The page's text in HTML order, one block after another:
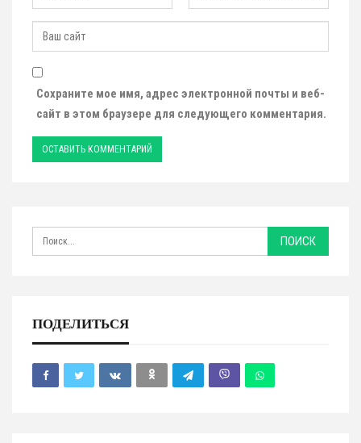
Сохраните мое имя, адрес электронной почты и веб-
сайт в этом браузере для следующего комментария.
ПОДЕЛИТЬСЯ